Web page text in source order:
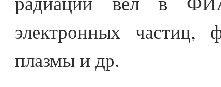
электронных частиц,
плазмы и др.